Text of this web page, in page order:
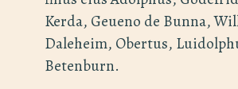
Kerda, Geueno de Bunna,
Daleheim, Obertus,
Betenburn.